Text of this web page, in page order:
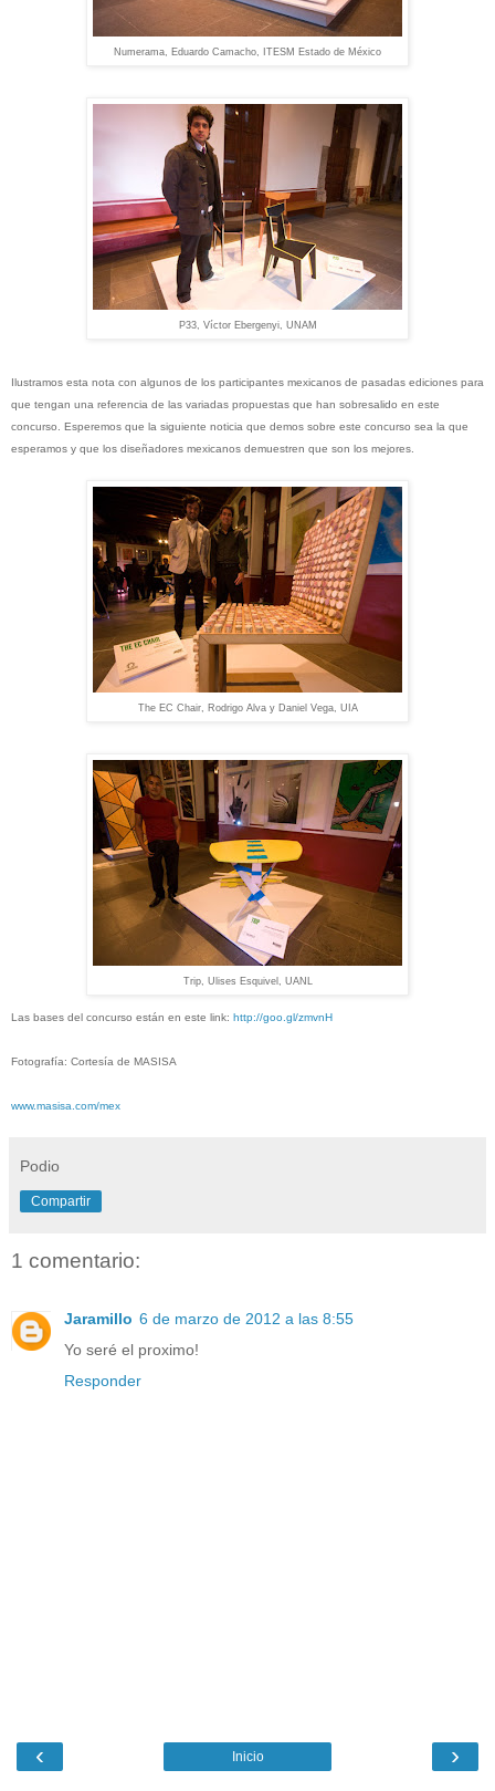
Numerama, Eduardo Camacho, ITESM Estado de México
P33, Víctor Ebergenyi, UNAM
Ilustramos esta nota con algunos de los participantes mexicanos de pasadas ediciones para
que tengan una referencia de las variadas propuestas que han sobresalido en este
concurso. Esperemos que la siguiente noticia que demos sobre este concurso sea la que
esperamos y que los diseñadores mexicanos demuestren que son los mejores.
The EC Chair, Rodrigo Alva y Daniel Vega, UIA
Trip, Ulises Esquivel, UANL
Las bases del concurso están en este link: http://goo.gl/zmvnH
Fotografía: Cortesía de MASISA
www.masisa.com/mex
Podio
Compartir
1 comentario:
Jaramillo 6 de marzo de 2012 a las 8:55
Yo seré el proximo!
Responder
‹ ›
Inicio